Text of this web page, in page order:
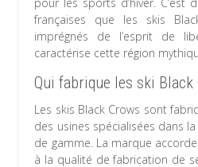
françaises que les skis
imprégnés de l’esprit de
caractérise cette région
Qui fabrique les ski Black
Les skis Black Crows sont
des usines spécialisées dans
de gamme. La marque
à la qualité de fabrication de